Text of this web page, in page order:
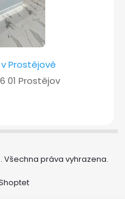
Prostějově
01 Prostějov
. Všechna práva vyhrazena.